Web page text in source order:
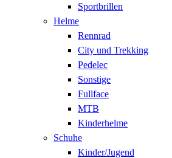
Sportbrillen
Helme
Rennrad
City und Trekking
Pedelec
Sonstige
Fullface
MTB
Kinderhelme
Schuhe
Kinder/Jugend